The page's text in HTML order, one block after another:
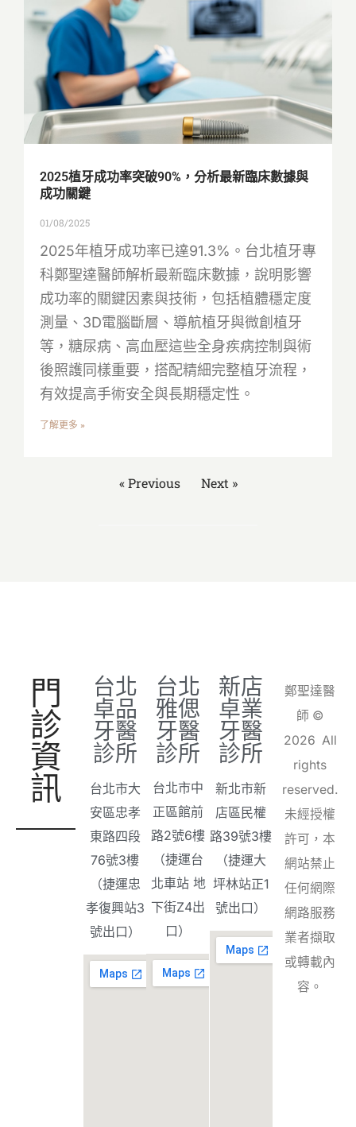
2025植牙成功率突破90%，分析最新臨床數據與
成功關鍵
01/08/2025
2025年植牙成功率已達91.3%。台北植牙專
科鄭聖達醫師解析最新臨床數據，說明影響
成功率的關鍵因素與技術，包括植體穩定度
測量、3D電腦斷層、導航植牙與微創植牙
等，糖尿病、高血壓這些全身疾病控制與術
後照護同樣重要，搭配精細完整植牙流程，
有效提高手術安全與長期穩定性。
了解更多 »
« Previous Next »
門
診
資
訊
台北
卓品
牙醫
診所
台北市大
安區忠孝
東路四段
76號3樓
（捷運忠
孝復興站3
號出口）
台北
雅偲
牙醫
診所
台北市中
正區館前
路2號6樓
（捷運台
北車站 地
下街Z4出
口）
新店
卓業
牙醫
診所
新北市新
店區民權
路39號3樓
（捷運大
坪林站正1
號出口）
鄭聖達醫
師 ©
2026 All
rights
reserved.
未經授權
許可，本
網站禁止
任何網際
網路服務
業者擷取
或轉載內
容。